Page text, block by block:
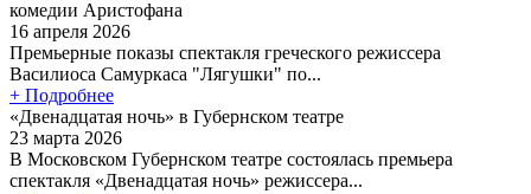
комедии Аристофана
16 апреля 2026
Премьерные показы спектакля греческого режиссера
Василиоса Самуркаса "Лягушки" по...
+ Подробнее
«Двенадцатая ночь» в Губернском театре
23 марта 2026
В Московском Губернском театре состоялась премьера
спектакля «Двенадцатая ночь» режиссера...